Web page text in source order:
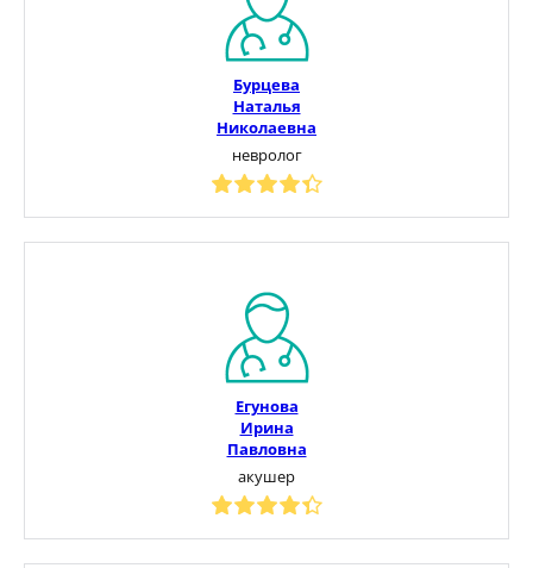
Бурцева
Наталья
Николаевна
невролог
Егунова
Ирина
Павловна
акушер